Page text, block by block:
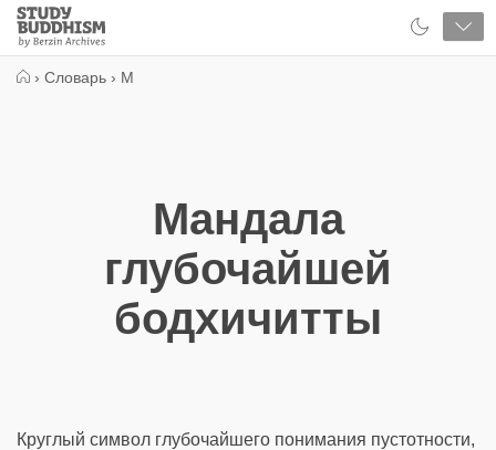
Close
Study
Buddhism
› Словарь › М
Мандала
глубочайшей
бодхичитты
Круглый символ глубочайшего понимания пустотности,